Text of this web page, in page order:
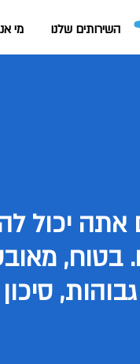
השירותים שלנו מי
אתה יכול
בטוח,